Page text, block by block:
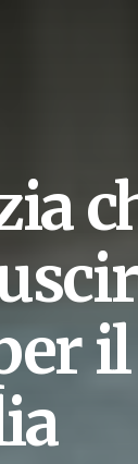
il